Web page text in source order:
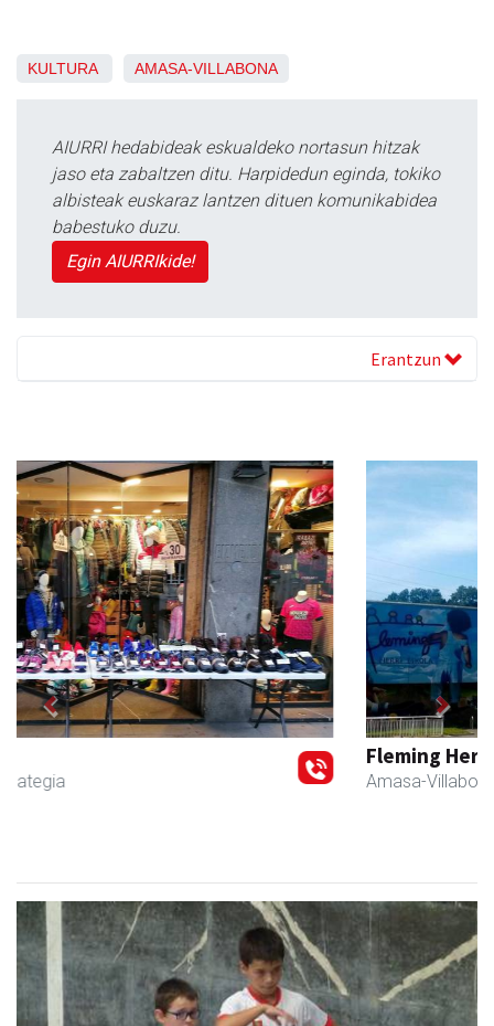
KULTURA AMASA-VILLABONA
AIURRI hedabideak eskualdeko nortasun hitzak
jaso eta zabaltzen ditu. Harpidedun eginda, tokiko
albisteak euskaraz lantzen dituen komunikabidea
babestuko duzu.
Egin AIURRIkide!
Erantzun
Amasa-Villabona
Previous Next